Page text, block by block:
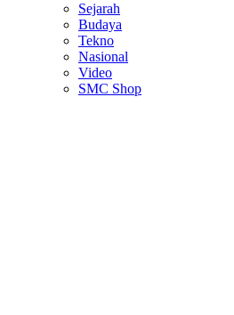
Sejarah
Budaya
Tekno
Nasional
Video
SMC Shop